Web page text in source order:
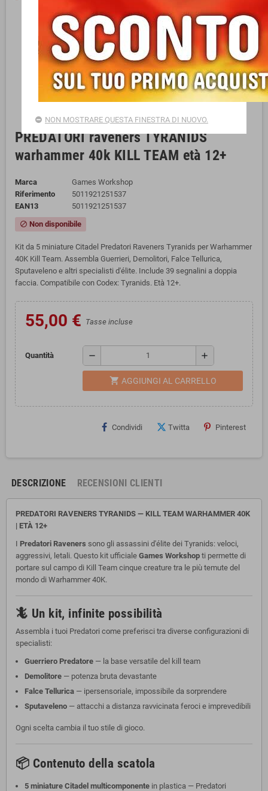
PREDATORI raveners TYRANIDS
warhammer 40k KILL TEAM età 12+
Marca
Games Workshop
Riferimento
5011921251537
EAN13
5011921251537
block Non disponibile
Kit da 5 miniature Citadel Predatori Raveners Tyranids per Warhammer
40K Kill Team. Assembla Guerrieri, Demolitori, Falce Tellurica,
Sputaveleno e altri specialisti d'élite. Include 39 segnalini a doppia
faccia. Compatibile con Codex: Tyranids. Età 12+.
55,00 € Tasse incluse
Quantità remove add
shopping_cart AGGIUNGI AL CARRELLO
Condividi Twitta Pinterest
DESCRIZIONE RECENSIONI CLIENTI
PREDATORI RAVENERS TYRANIDS — KILL TEAM WARHAMMER 40K
| ETÀ 12+
I Predatori Raveners sono gli assassini d'élite dei Tyranids: veloci,
aggressivi, letali. Questo kit ufficiale Games Workshop ti permette di
portare sul campo di Kill Team cinque creature tra le più temute del
mondo di Warhammer 40K.
🦎 Un kit, infinite possibilità
Assembla i tuoi Predatori come preferisci tra diverse configurazioni di
specialisti:
Guerriero Predatore — la base versatile del kill team
Demolitore — potenza bruta devastante
Falce Tellurica — ipersensoriale, impossibile da sorprendere
Sputaveleno — attacchi a distanza ravvicinata feroci e imprevedibili
Ogni scelta cambia il tuo stile di gioco.
📦 Contenuto della scatola
5 miniature Citadel multicomponente in plastica — Predatori
NON MOSTRARE QUESTA FINESTRA DI NUOVO.